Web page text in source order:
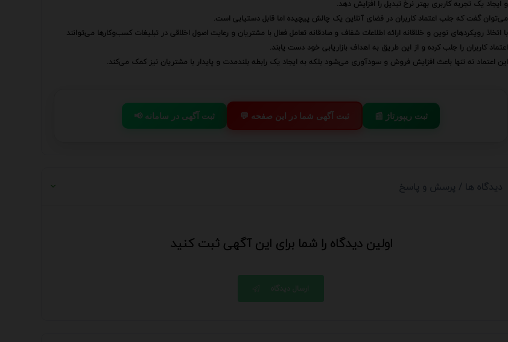
و ایجاد یک تجربه کاربری بهتر نرخ تبدیل را افزایش دهد.
می‌توان گفت که جلب اعتماد کاربران در فضای آنلاین یک چالش پیچیده اما قابل دستیابی است.
با اتخاذ رویکردهای نوین و خلاقانه ارائه اطلاعات شفاف و صادقانه تعامل فعال با مشتریان و رعایت اصول اخلاقی در تبلیغات کسب‌وکارها می‌توانند
اعتماد کاربران را جلب کرده و از این طریق به اهداف بازاریابی خود دست یابند.
این اعتماد نه تنها باعث افزایش فروش و سودآوری می‌شود بلکه به ایجاد یک رابطه بلندمدت و پایدار با مشتریان نیز کمک می‌کند.
📢 ثبت آگهی در سامانه 💬 ثبت آگهی شما در این صفحه 📰 ثبت ریپورتاژ
دیدگاه ها / پرسش و پاسخ
اولین دیدگاه را شما برای این آگهی ثبت کنید
ارسال دیدگاه